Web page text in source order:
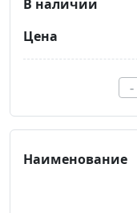
-